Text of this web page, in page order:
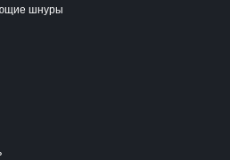
шнуры